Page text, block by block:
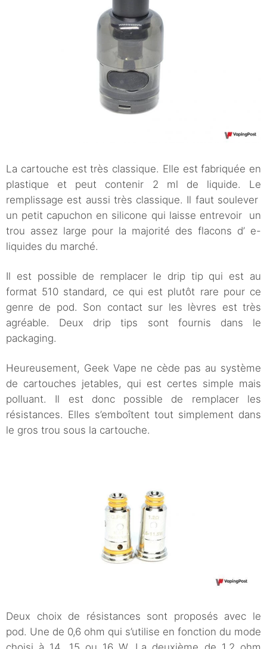
La cartouche est très classique. Elle est fabriquée en
plastique et peut contenir 2 ml de liquide. Le
remplissage est aussi très classique. Il faut soulever
un petit capuchon en silicone qui laisse entrevoir un
trou assez large pour la majorité des flacons d’ e-
liquides du marché.
Il est possible de remplacer le drip tip qui est au
format 510 standard, ce qui est plutôt rare pour ce
genre de pod. Son contact sur les lèvres est très
agréable. Deux drip tips sont fournis dans le
packaging.
Heureusement, Geek Vape ne cède pas au système
de cartouches jetables, qui est certes simple mais
polluant. Il est donc possible de remplacer les
résistances. Elles s’emboîtent tout simplement dans
le gros trou sous la cartouche.
Deux choix de résistances sont proposés avec le
pod. Une de 0,6 ohm qui s’utilise en fonction du mode